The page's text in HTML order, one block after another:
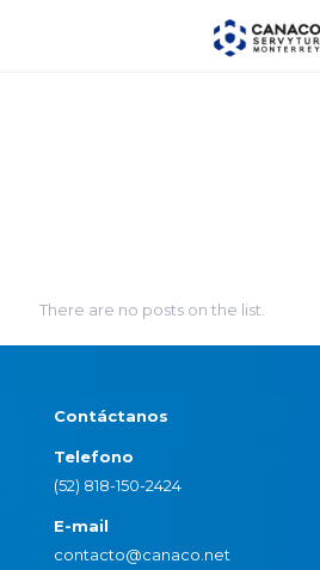
There are no posts on the list.
Contáctanos
Telefono
(52) 818-150-2424
E-mail
contacto@canaco.net